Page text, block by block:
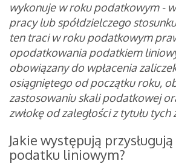
wykonuje w roku podatkowym -
pracy lub spółdzielczego
ten traci w roku podatkowym
opodatkowania podatkiem
obowiązany do wpłacenia
osiągniętego od początku roku,
zastosowaniu skali podatkowej
zwłokę od zaległości z tytułu tych
Jakie występują
podatku liniowym?